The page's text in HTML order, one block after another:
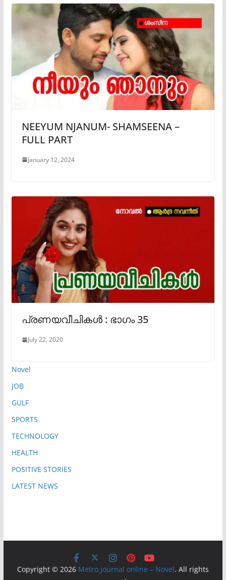
NEEYUM NJANUM- SHAMSEENA –
FULL PART
January 12, 2024
പ്രണയവീചികൾ : ഭാഗം 35
July 22, 2020
Novel
JOB
GULF
SPORTS
TECHNOLOGY
HEALTH
POSITIVE STORIES
LATEST NEWS
Copyright © 2026 Metro journal online – Novel. All rights